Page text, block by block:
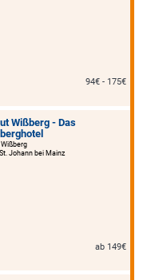
94€ - 175€
Wißberg - Das
Johann bei Mainz
ab 149€